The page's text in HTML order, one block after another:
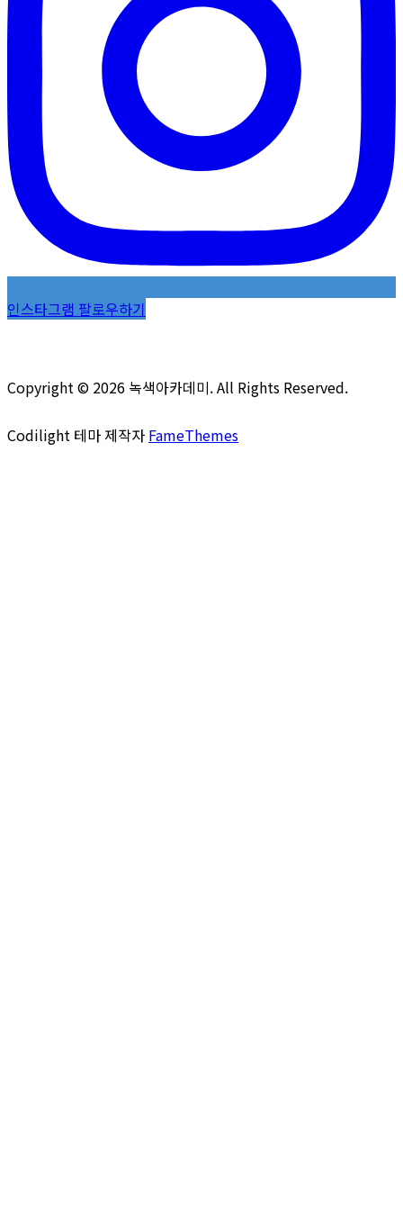
인스타그램 팔로우하기
Copyright © 2026 녹색아카데미. All Rights Reserved.
Codilight 테마 제작자 FameThemes